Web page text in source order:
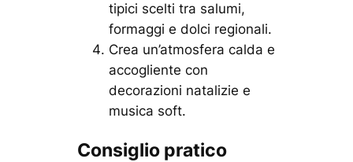
tipici scelti tra salumi,
formaggi e dolci regionali.
Crea un’atmosfera calda e
accogliente con
decorazioni natalizie e
musica soft.
Consiglio pratico